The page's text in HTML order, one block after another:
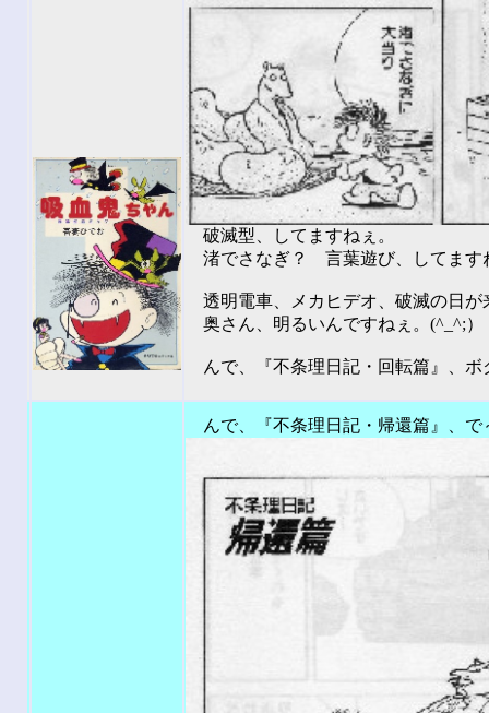
破滅型、してますねぇ。
渚でさなぎ？ 言葉遊び、してます
透明電車、メカヒデオ、破滅の日が
奥さん、明るいんですねぇ。(^_^;）
んで、『不条理日記・回転篇』、ボ
んで、『不条理日記・帰還篇』、で